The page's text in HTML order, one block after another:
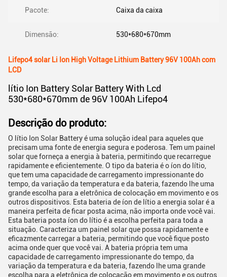
Pacote: Caixa da caixa
Dimensão: 530*680*670mm
Lifepo4 solar Li Ion High Voltage Lithium Battery 96V 100Ah com
LCD
lítio Ion Battery Solar Battery With Lcd
530*680*670mm de 96V 100Ah Lifepo4
Descrição do produto:
O lítio Ion Solar Battery é uma solução ideal para aqueles que
precisam uma fonte de energia segura e poderosa. Tem um painel
solar que forneça a energia à bateria, permitindo que recarregue
rapidamente e eficientemente. O tipo da bateria é o íon do lítio,
que tem uma capacidade de carregamento impressionante do
tempo, da variação da temperatura e da bateria, fazendo lhe uma
grande escolha para a eletrônica de colocação em movimento e os
outros dispositivos. Esta bateria de íon de lítio a energia solar é a
maneira perfeita de ficar posta acima, não importa onde você vai.
Esta bateria posta íon do lítio é a escolha perfeita para toda a
situação. Caracteriza um painel solar que possa rapidamente e
eficazmente carregar a bateria, permitindo que você fique posto
acima onde quer que você vai. A bateria própria tem uma
capacidade de carregamento impressionante do tempo, da
variação da temperatura e da bateria, fazendo lhe uma grande
escolha para a eletrônica de colocação em movimento e os outros